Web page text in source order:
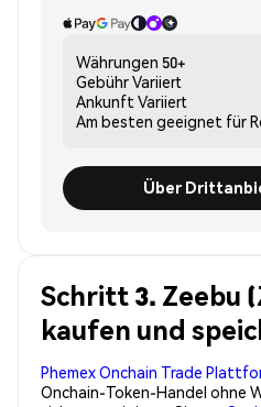
Währungen 50+
GebührVariiert
Ankunft Variiert
Am besten geeignet für
Über
Schritt 3. Zeebu
kaufen und
Phemex Onchain Trade
Onchain-Token-Handel ohne